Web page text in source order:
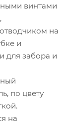
винтами
на
и
для забора и
по цвету
на